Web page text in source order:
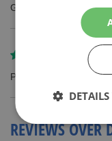
Goed product en lage
Prijs zeer interessant
REVIEWS OVER
DETAILS